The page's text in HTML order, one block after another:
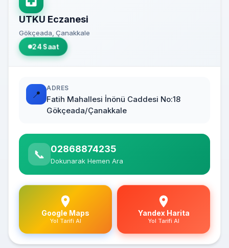
UTKU Eczanesi
Gökçeada, Çanakkale
24 Saat
📍
ADRES
Fatih Mahallesi İnönü Caddesi No:18
Gökçeada/Çanakkale
📞 02868874235
Dokunarak Hemen Ara
Google Maps
Yol Tarifi Al
Yandex Harita
Yol Tarifi Al